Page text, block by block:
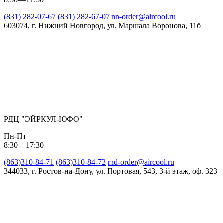
(831) 282-07-67 (831) 282-67-07 nn-order@aircool.ru
603074, г. Нижний Новгород, ул. Маршала Воронова, 11б
РДЦ "ЭЙРКУЛ-ЮФО"
Пн-Пт
8:30—17:30
(863)310-84-71 (863)310-84-72 rnd-order@aircool.ru
344033, г. Ростов-на-Дону, ул. Портовая, 543, 3-й этаж, оф. 323